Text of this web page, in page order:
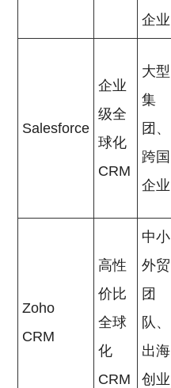
企业
Salesforce
企业
级全
球化
CRM
大型
集
团、
跨国
企业
Zoho
CRM
高性
价比
全球
化
CRM
中小
外贸
团
队、
出海
创业